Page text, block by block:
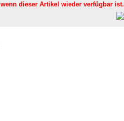
wenn dieser Artikel wieder verfügbar ist.